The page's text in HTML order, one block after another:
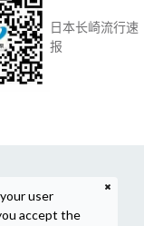
日本长崎流行速
报
user
accept the